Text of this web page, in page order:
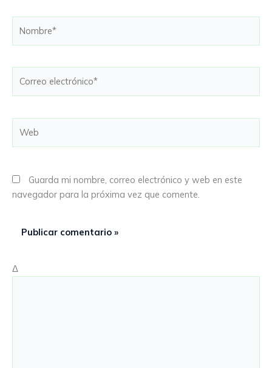
electrónico*
Guarda mi nombre, correo electrónico y web en este
navegador para la próxima vez que comente.
Δ